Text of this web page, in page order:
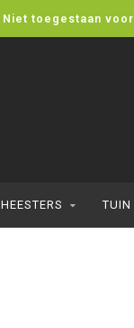
Niet toegestaan
HEESTERS TUIN